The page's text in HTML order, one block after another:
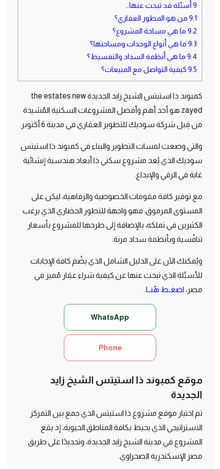
9 أسئلة قد تبحث عنها…
9.1 من هو المطور العقاري؟
9.2 ما هي مساحة المشروع؟
9.3 ما هي أنواع الوحدات ومساحتها؟
9.4 ما هي أنظمة السداد والتقسيط؟
9.5 كيفية التواصل مع المبيعات؟
كمبوند ذا استيتس الشيخ زايد الجديدة the estates new
zayed هو أحد أهم وأفضل المشروعات السكنية المُشيدة
من قِبل شركة سوديك للتطوير العقاري في مدينة 6 أكتوبر.
والتي وضعت لمسات التطوير والبناء في كمبوند ذا استيتس
سوديك الذي يُعد مشروع سكني ذا أبعاد هندسية إنشائية
غاية في الرقي والإبداع.
مع توفير كافة مقومات الخصوصية والرفاهية، ليكن على
المستوى المرموق، فهو واجهة للتطور الحضاري الذي يرغب
الكثيرين في تملكه، بالإضافة إلى طرحها للمشروع بأسعار
تنافُسية وبأنظمة سداد مرنة.
ويُمكنك الآن على الدليل الشامل الذي يضُم كافة الإجابات
للأسئلة الذي تبحث عنها عن كيفية شراء عقار مُميز في
مصر، اضغـط هُنــا.
WhatsApp
Phone
موقع كمبوند ذا استيتس الشيخ زايد
الجديدة
تم اختيار موقع مشروع ذا استيتس الذي جمع بين التمركز
الاستراتيجي الذي يحيط بكافة المناطق الحيوية، إذ يقع
المشروع في مدينة الشيخ زايد الجديدة، وتحديدًا على طريق
مصر الإسكندرية الصحراوي.